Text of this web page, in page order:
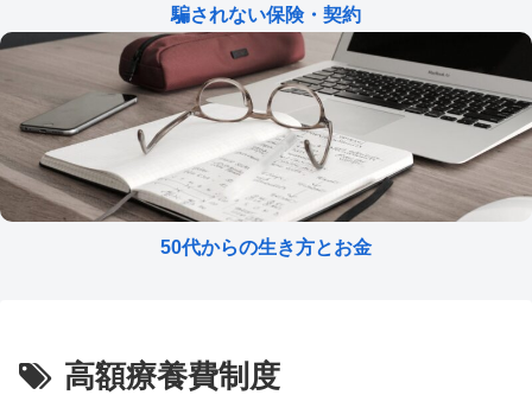
騙されない保険・契約
50代からの生き方とお金
高額療養費制度